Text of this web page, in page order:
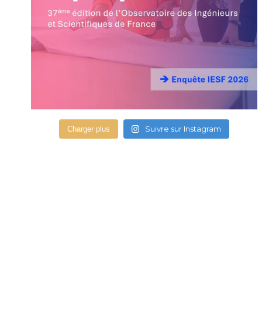
Charger plus Suivre sur Instagram